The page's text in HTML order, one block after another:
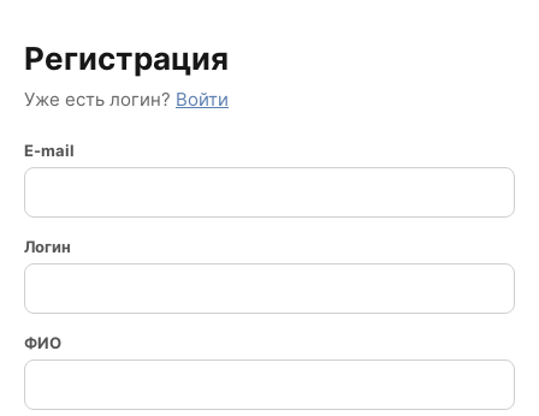
Регистрация
Уже есть логин? Войти
E-mail
Логин
ФИО